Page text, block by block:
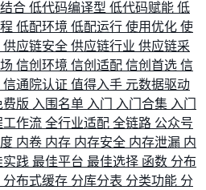
合 低代码编译型 低代码赋能 低
低配环境 低配运行 使用优化 使
供应链安全 供应链行业 供应链采
信创环境 信创适配 信创首选 信
信通院认证 值得入手 元数据驱动
费版 入围名单 入门 入门合集 入门
工作流 全行业适配 全链路 公众号
内卷 内存 内存安全 内存泄漏 内
实践 最佳平台 最佳选择 函数 分布
分布式缓存 分库分表 分类功能 分